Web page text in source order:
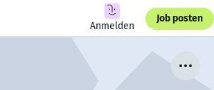
Anmelden
Job posten